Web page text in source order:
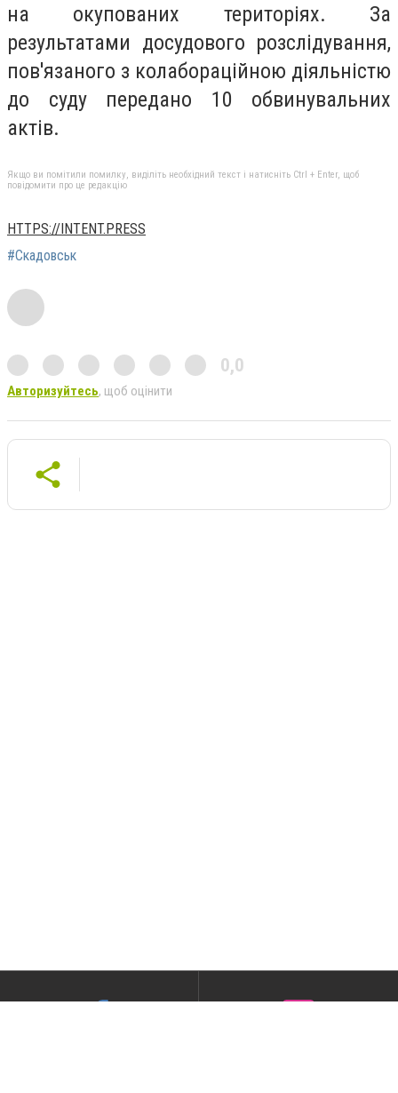
на окупованих територіях. За
результатами досудового розслідування,
пов'язаного з колабораційною діяльністю
до суду передано 10 обвинувальних
актів.
Якщо ви помітили помилку, виділіть необхідний текст і натисніть Ctrl + Enter, щоб
повідомити про це редакцію
HTTPS://INTENT.PRESS
#Скадовськ
0,0
Авторизуйтесь, щоб оцінити